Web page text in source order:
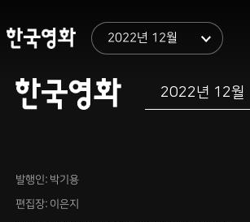
2022년 12월
2022년 12월
발행인: 박기용
편집장: 이은지